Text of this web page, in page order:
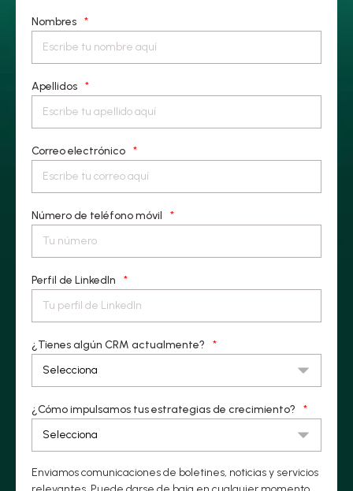
Nombres *
Apellidos *
Correo electrónico *
Número de teléfono móvil *
Perfil de LinkedIn *
¿Tienes algún CRM actualmente? *
¿Cómo impulsamos tus estrategias de crecimiento? *
Enviamos comunicaciones de boletines, noticias y servicios